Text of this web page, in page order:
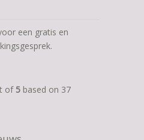
een gratis en
of 5 based on 37